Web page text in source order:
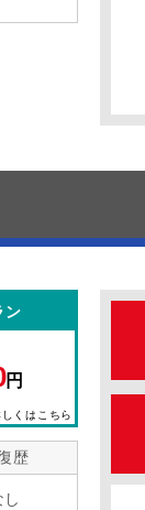
ン
円
くはこちら
歴
し